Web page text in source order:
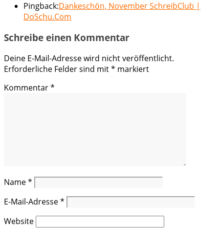
Pingback:Dankeschön, November SchreibClub |
DoSchu.Com
Schreibe einen Kommentar
Deine E-Mail-Adresse wird nicht veröffentlicht.
Erforderliche Felder sind mit* markiert
Kommentar*
Name*
E-Mail-Adresse*
Website